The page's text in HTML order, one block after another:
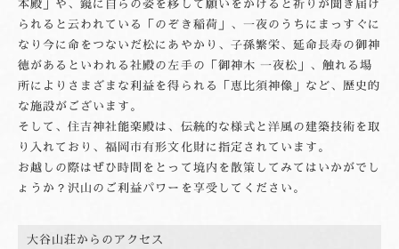
本殿」や、鏡に自らの姿を移して願いをかけると祈りが聞き届け
られると云われている「のぞき稲荷」、一夜のうちにまっすぐに
なり今に命をつないだ松にあやかり、子孫繁栄、延命長寿の御神
徳があるといわれる社殿の左手の「御神木 一夜松」、触れる場
所によりさまざまな利益を得られる「恵比須神像」など、歴史的
な施設がございます。
そして、住吉神社能楽殿は、伝統的な様式と洋風の建築技術を取
り入れており、福岡市有形文化財に指定されています。
お越しの際はぜひ時間をとって境内を散策してみてはいかがでし
ょうか？沢山のご利益パワーを享受してください。
大谷山荘からのアクセス